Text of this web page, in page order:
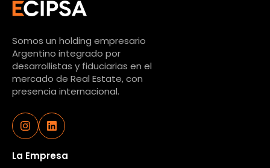
Somos un holding empresario
Argentino integrado por
desarrollistas y fiduciarias en el
mercado de Real Estate, con
presencia internacional.
La Empresa